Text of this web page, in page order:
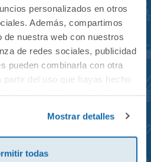
personalizados en otros
Además, compartimos
de nuestra web con nuestros
de redes sociales, publicidad
pueden combinarla con otra
del uso que hayas hecho
Mostrar detalles
todas
21x10x28cm
23,95€